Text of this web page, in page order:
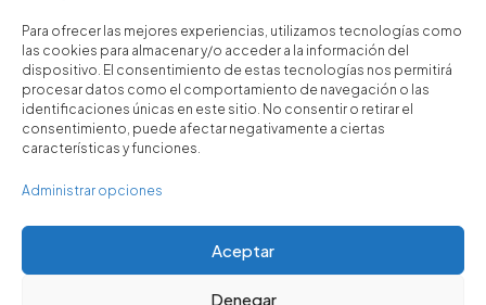
Para ofrecer las mejores experiencias, utilizamos tecnologías como
las cookies para almacenar y/o acceder a la información del
dispositivo. El consentimiento de estas tecnologías nos permitirá
procesar datos como el comportamiento de navegación o las
identificaciones únicas en este sitio. No consentir o retirar el
consentimiento, puede afectar negativamente a ciertas
características y funciones.
Administrar opciones
Aceptar
Denegar